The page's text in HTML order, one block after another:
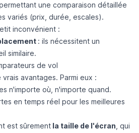
une comparaison détaillée
variés (prix, durée, escales).
inconvénient :
: ils nécessitent un
similaire.
de vol
avantages. Parmi eux :
n'importe où, n'importe quand.
en temps réel pour les meilleures
est sûrement la taille de l'écran , qui